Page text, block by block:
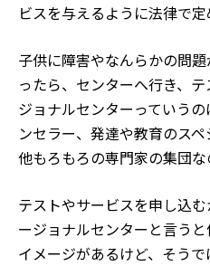
ビスを与えるように法律で定
子供に障害やなんらかの問
ったら、センターへ行き、
ジョナルセンターっていう
ンセラー、発達や教育のス
他もろもろの専門家の集団な
テストやサービスを申し込
ージョナルセンターと言う
イメージがあるけど、そう